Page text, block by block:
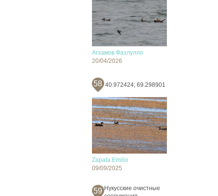
Агзамов Фазлулло
20/04/2026
58 40.972424; 69.298901
Zapata Emilio
09/09/2025
59 Нукусские очистные